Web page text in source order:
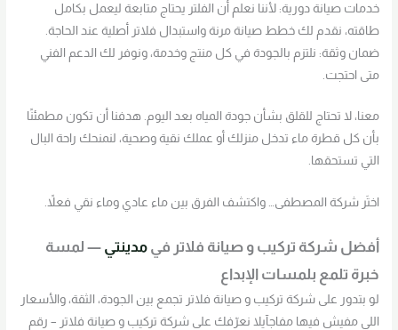
خدمات صيانة دورية: لأننا نعلم أن الفلتر يحتاج متابعة ليعمل بكامل
طاقته، نقدم لك خطط صيانة مرنة واستبدال فلاتر أصلية عند الحاجة.
ضمان وثقة: نلتزم بالجودة في كل منتج وخدمة، ونوفر لك الدعم الفني
متى احتجت.
معنا، لا تحتاج للقلق بشأن جودة المياه بعد اليوم. هدفنا أن تكون مطمئنًا
بأن كل قطرة ماء تدخل منزلك أو عملك نقية وصحية، لنمنحك راحة البال
التي تستحقها.
اختَر شركة المصطفى… واكتشف الفرق بين ماء عادي وماء نقي فعلاً.
أفضل شركة تركيب و صيانة فلاتر فيمدينتي — لمسة
خبرة تلمع بلمسات الإبداع
لو بتدور على شركة تركيب و صيانة فلاتر تجمع بين الجودة، الثقة، والأسعار
اللي مفيش فيها مفاجآيلا نعرّفك على شركة تركيب و صيانة فلاتر – رقم